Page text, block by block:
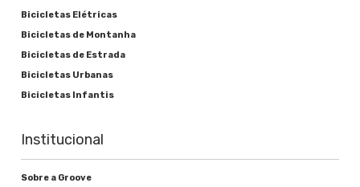
Bicicletas Elétricas
Bicicletas de Montanha
Bicicletas de Estrada
Bicicletas Urbanas
Bicicletas Infantis
Institucional
Sobre a Groove